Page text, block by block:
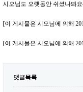
시오님도 오랫동안 쉬셨나봐
[이 게시물은 시오님에 의해
[이 게시물은 시오님에 의해
댓글목록